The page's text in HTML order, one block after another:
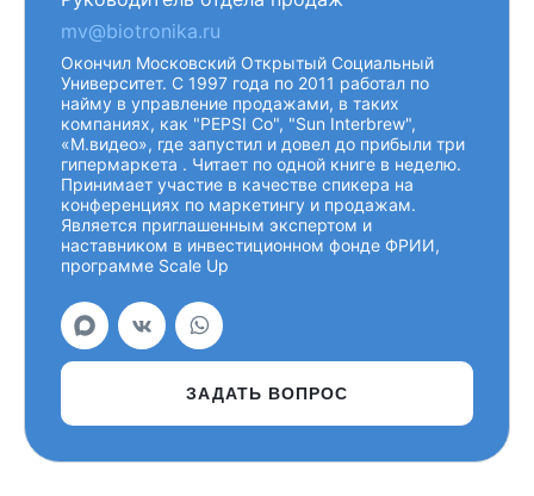
mv@biotronika.ru
Окончил Московский Открытый Социальный
Университет. С 1997 года по 2011 работал по
найму в управление продажами, в таких
компаниях, как "PEPSI Co", "Sun Interbrew",
«М.видео», где запустил и довел до прибыли три
гипермаркета . Читает по одной книге в неделю.
Принимает участие в качестве спикера на
конференциях по маркетингу и продажам.
Является приглашенным экспертом и
наставником в инвестиционном фонде ФРИИ,
программе Scale Up
ЗАДАТЬ ВОПРОС